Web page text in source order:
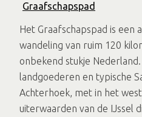
Graafschapspad
Het Graafschapspad is een
wandeling van ruim 120
onbekend stukje
landgoederen en typische
Achterhoek, met in het
uiterwaarden van de IJssel